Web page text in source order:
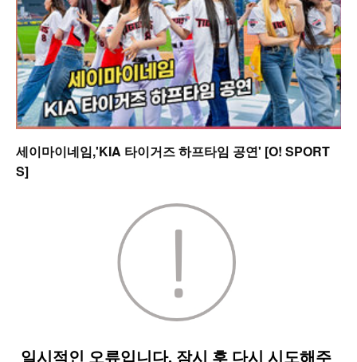
세이마이네임,'KIA 타이거즈 하프타임 공연' [O! SPORT
S]